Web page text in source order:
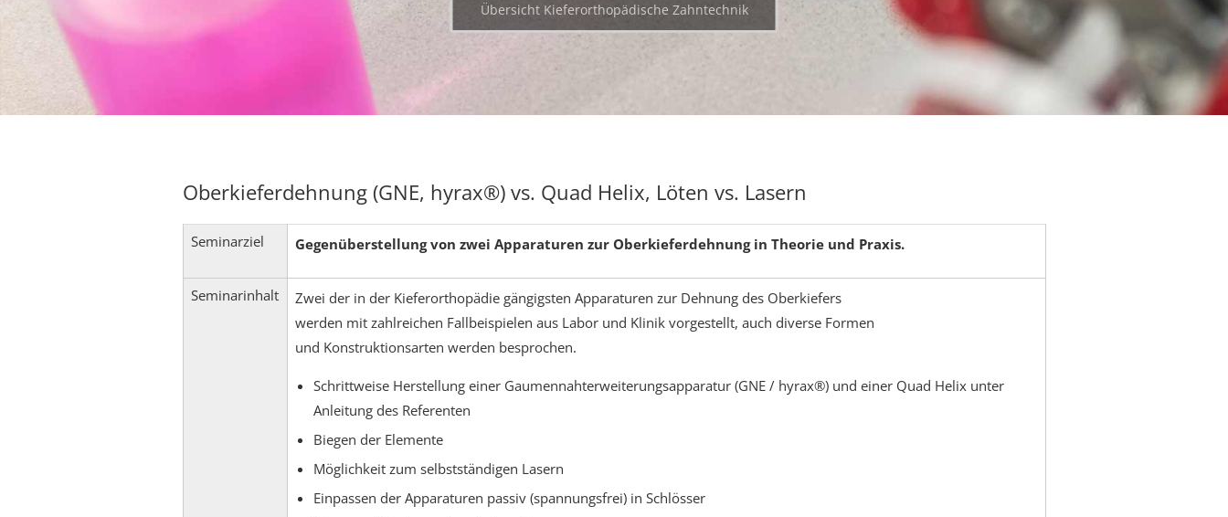
Übersicht Kieferorthopädische Zahntechnik
Oberkieferdehnung (GNE, hyrax®) vs. Quad Helix, Löten vs. Lasern
Seminarziel Gegenüberstellung von zwei Apparaturen zur Oberkieferdehnung in Theorie und Praxis.
Seminarinhalt
Zwei der in der Kieferorthopädie gängigsten Apparaturen zur Dehnung des Oberkiefers
werden mit zahlreichen Fallbeispielen aus Labor und Klinik vorgestellt, auch diverse Formen
und Konstruktionsarten werden besprochen.
Schrittweise Herstellung einer Gaumennahterweiterungsapparatur (GNE / hyrax®) und einer Quad Helix unter
Anleitung des Referenten
Biegen der Elemente
Möglichkeit zum selbstständigen Lasern
Einpassen der Apparaturen passiv (spannungsfrei) in Schlösser